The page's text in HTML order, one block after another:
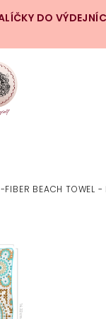
DO
BEACH TOWEL